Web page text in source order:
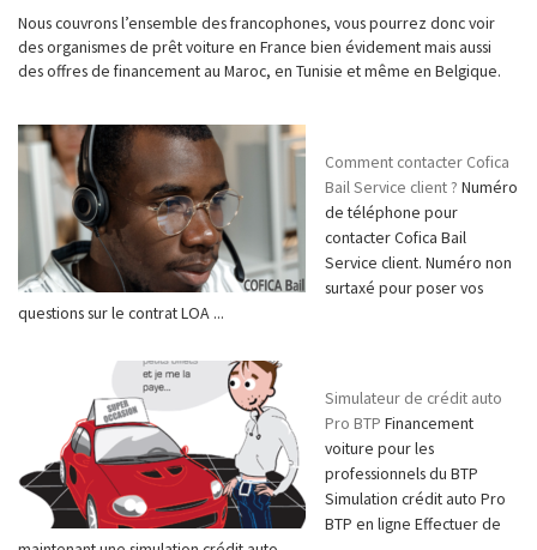
Nous couvrons l’ensemble des francophones, vous pourrez donc voir
des organismes de prêt voiture en France bien évidement mais aussi
des offres de financement au Maroc, en Tunisie et même en Belgique.
Comment contacter Cofica
Bail Service client ? Numéro
de téléphone pour
contacter Cofica Bail
Service client. Numéro non
surtaxé pour poser vos
questions sur le contrat LOA ...
Simulateur de crédit auto
Pro BTP Financement
voiture pour les
professionnels du BTP
Simulation crédit auto Pro
BTP en ligne Effectuer de